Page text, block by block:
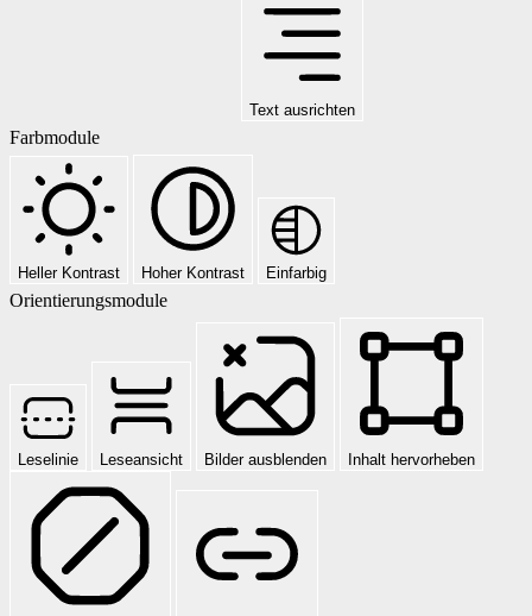
Text ausrichten
Farbmodule
Heller Kontrast Hoher Kontrast Einfarbig
Orientierungsmodule
Leselinie Leseansicht Bilder ausblenden Inhalt hervorheben